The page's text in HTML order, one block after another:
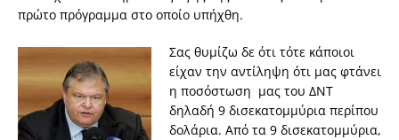
πρώτο πρόγραμμα στο οποίο υπήχθη.
Σας θυμίζω δε ότι τότε κάποιοι
είχαν την αντίληψη ότι μας φτάνει
η ποσόστωση μας του ΔΝΤ
δηλαδή 9 δισεκατομμύρια περίπου
δολάρια. Από τα 9 δισεκατομμύρια,